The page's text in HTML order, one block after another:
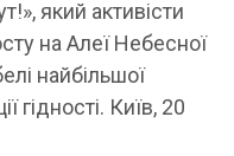
який активісти
на Алеї Небесної
найбільшої
гідності. Київ, 20